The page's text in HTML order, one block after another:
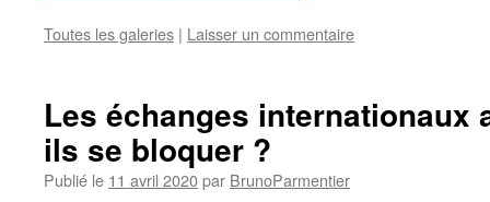
Toutes les galeries | Laisser un commentaire
Les échanges internationaux
ils se bloquer ?
Publié le 11 avril 2020par BrunoParmentier